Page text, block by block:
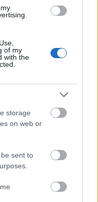
of my
with the
storage
on web or
sent to
kikerülték, szó
kínos
illeti,
szócsövei lettek,
baloldaliságnak. A
jobboldalivá
vett reakcióval
viszonyok
hogy
Magyar
kötődő
akikért kiállt a